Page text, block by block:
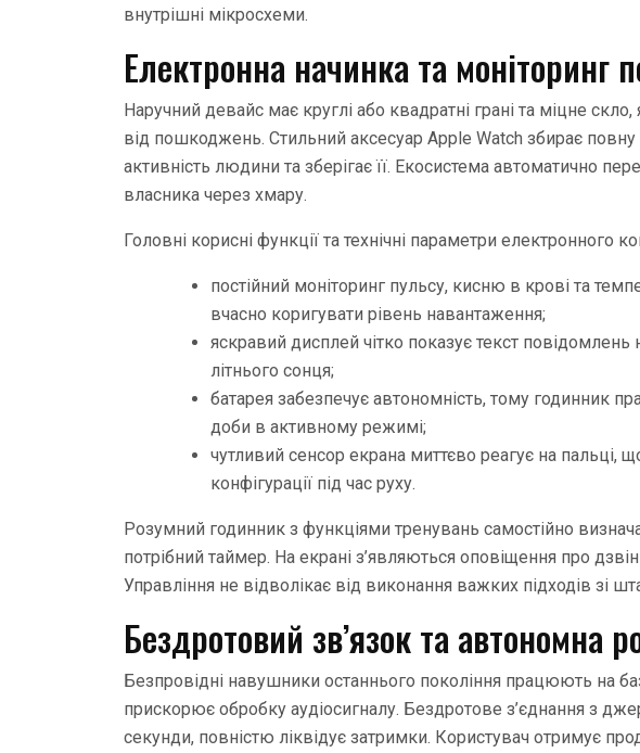
внутрішні мікросхеми.
Електронна начинка та моніторинг
Наручний девайс має круглі або квадратні грані та міцне
від пошкоджень. Стильний аксесуар Apple Watch збирає
активність людини та зберігає її. Екосистема автоматично
власника через хмару.
Головні корисні функції та технічні параметри електронного
постійний моніторинг пульсу, кисню в крові та
вчасно коригувати рівень навантаження;
яскравий дисплей чітко показує текст
літнього сонця;
батарея забезпечує автономність, тому годинник
доби в активному режимі;
чутливий сенсор екрана миттєво реагує на
конфігурації під час руху.
Розумний годинник з функціями тренувань самостійно
потрібний таймер. На екрані з’являються оповіщення про
Управління не відволікає від виконання важких підходів зі
Бездротовий зв’язок та автономна
Безпровідні навушники останнього покоління працюють на
прискорює обробку аудіосигналу. Бездротове з’єднання з
секунди, повністю ліквідує затримки. Користувач отримує